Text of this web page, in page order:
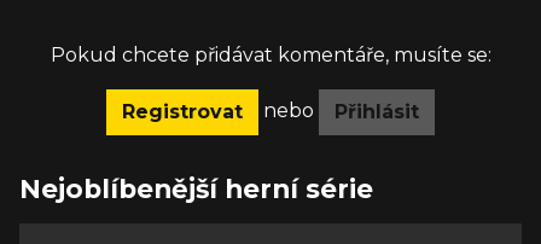
Pokud chcete přidávat komentáře, musíte se:
Registrovat nebo Přihlásit
Nejoblíbenější herní série